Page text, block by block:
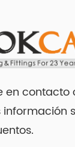
en contacto